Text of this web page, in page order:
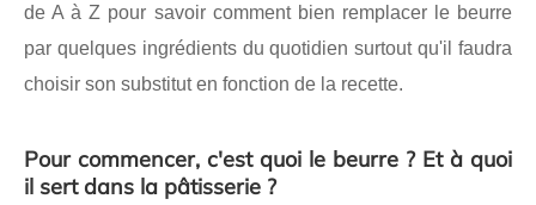
de A à Z pour savoir comment bien remplacer le beurre
par quelques ingrédients du quotidien surtout qu'il faudra
choisir son substitut en fonction de la recette.
Pour commencer, c'est quoi le beurre ? Et à quoi
il sert dans la pâtisserie ?